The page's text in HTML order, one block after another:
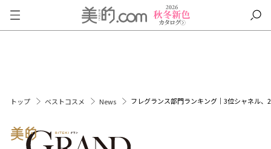
トップ ベストコスメ News フレグランス部門ランキング｜3位シャネル、